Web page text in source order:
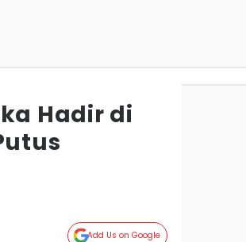
Hadir di
Add Us on Google